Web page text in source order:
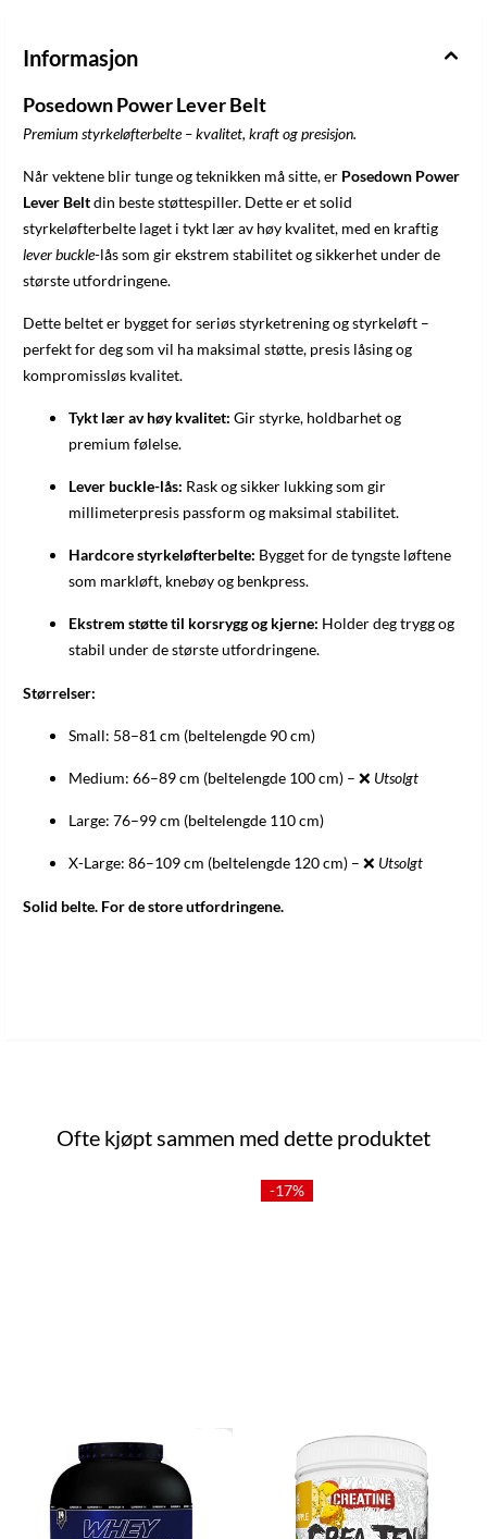
Informasjon
Posedown Power Lever Belt
Premium styrkeløfterbelte – kvalitet, kraft og presisjon.
Når vektene blir tunge og teknikken må sitte, er Posedown Power
Lever Beltdin beste støttespiller. Dette er et solid
styrkeløfterbelte laget i tykt lær av høy kvalitet, med en kraftig
lever buckle-lås som gir ekstrem stabilitet og sikkerhet under de
største utfordringene.
Dette beltet er bygget for seriøs styrketrening og styrkeløft –
perfekt for deg som vil ha maksimal støtte, presis låsing og
kompromissløs kvalitet.
Tykt lær av høy kvalitet: Gir styrke, holdbarhet og
premium følelse.
Lever buckle-lås: Rask og sikker lukking som gir
millimeterpresis passform og maksimal stabilitet.
Hardcore styrkeløfterbelte: Bygget for de tyngste løftene
som markløft, knebøy og benkpress.
Ekstrem støtte til korsrygg og kjerne: Holder deg trygg og
stabil under de største utfordringene.
Størrelser:
Small: 58–81 cm (beltelengde 90 cm)
Medium: 66–89 cm (beltelengde 100 cm) – ❌ Utsolgt
Large: 76–99 cm (beltelengde 110 cm)
X-Large: 86–109 cm (beltelengde 120 cm) – ❌ Utsolgt
Solid belte. For de store utfordringene.
Ofte kjøpt sammen med dette produktet
-17%